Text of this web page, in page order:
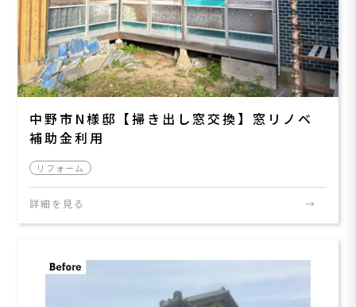
中野市N様邸【掃き出し窓交換】窓リノベ
補助金利用
リフォーム
詳細を見る